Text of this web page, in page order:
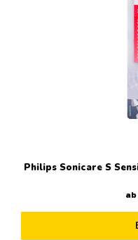
Philips Sonicare S
ab